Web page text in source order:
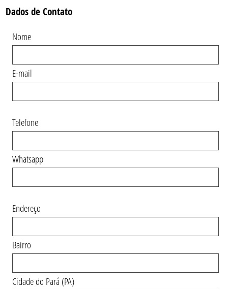
Dados de Contato
Nome
E-mail
Telefone
Whatsapp
Endereço
Bairro
Cidade do Pará (PA)